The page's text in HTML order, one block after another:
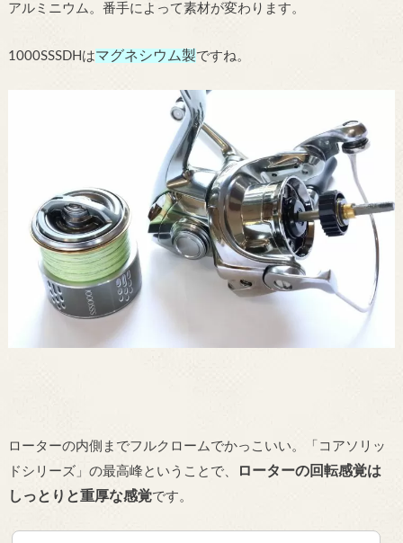
アルミニウム。番手によって素材が変わります。
1000SSSDHはマグネシウム製ですね。
ローターの内側までフルクロームでかっこいい。「コアソリッ
ドシリーズ」の最高峰ということで、
ローターの回転感覚は
しっとりと重厚な感覚です。